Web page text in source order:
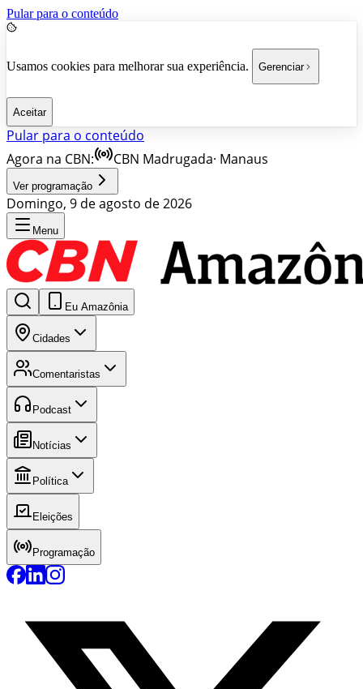
Pular para o conteúdo
Usamos cookies para melhorar sua experiência. Gerenciar
Aceitar
Pular para o conteúdo
Agora na CBN:
CBN Madrugada· Manaus
Ver programação
Domingo, 9 de agosto de 2026
Menu
Eu Amazônia
Cidades
Comentaristas
Podcast
Notícias
Política
Eleições
Programação